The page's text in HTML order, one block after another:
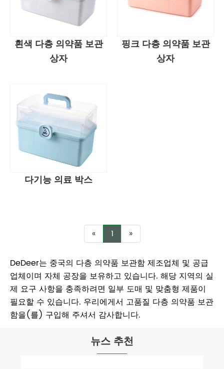
흰색 다층 의약품 보관
상자
핑크 다층 의약품 보관
상자
다기능 의료 박스
« 1 »
DeDeer는 중국의 다층 의약품 보관함 제조업체 및 공급
업체이며 자체 공장을 보유하고 있습니다. 해당 지역의 실
제 요구 사항을 충족하려면 일부 도매 및 맞춤형 제품이
필요할 수 있습니다. 우리에게서 고품질 다층 의약품 보관
함을(를) 구입해 주셔서 감사합니다.
뉴스 추천